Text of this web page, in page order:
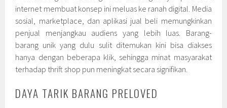
internet membuat konsep ini meluas ke ranah digital. Media
sosial, marketplace, dan aplikasi jual beli memungkinkan
penjual menjangkau audiens yang lebih luas. Barang-
barang unik yang dulu sulit ditemukan kini bisa diakses
hanya dengan beberapa klik, sehingga minat masyarakat
terhadap thrift shop pun meningkat secara signifikan.
DAYA TARIK BARANG PRELOVED